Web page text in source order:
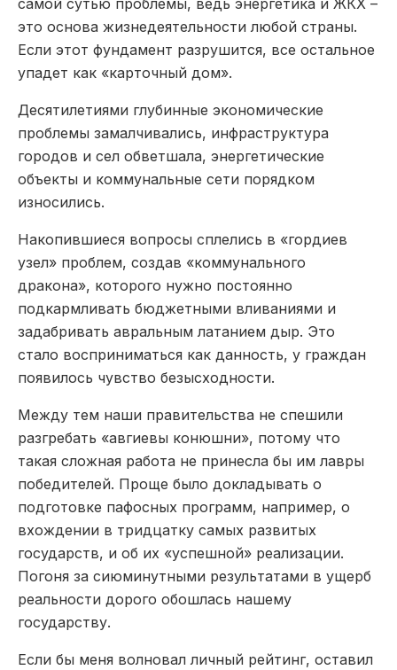
самой сутью проблемы, ведь энергетика и ЖКХ –
это основа жизнедеятельности любой страны.
Если этот фундамент разрушится, все остальное
упадет как «карточный дом».
Десятилетиями глубинные экономические
проблемы замалчивались, инфраструктура
городов и сел обветшала, энергетические
объекты и коммунальные сети порядком
износились.
Накопившиеся вопросы сплелись в «гордиев
узел» проблем, создав «коммунального
дракона», которого нужно постоянно
подкармливать бюджетными вливаниями и
задабривать авральным латанием дыр. Это
стало восприниматься как данность, у граждан
появилось чувство безысходности.
Между тем наши правительства не спешили
разгребать «авгиевы конюшни», потому что
такая сложная работа не принесла бы им лавры
победителей. Проще было докладывать о
подготовке пафосных программ, например, о
вхождении в тридцатку самых развитых
государств, и об их «успешной» реализации.
Погоня за сиюминутными результатами в ущерб
реальности дорого обошлась нашему
государству.
Если бы меня волновал личный рейтинг, оставил